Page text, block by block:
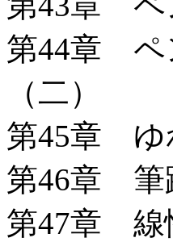
第44章 ペ
（二）
第45章
第46章
第47章